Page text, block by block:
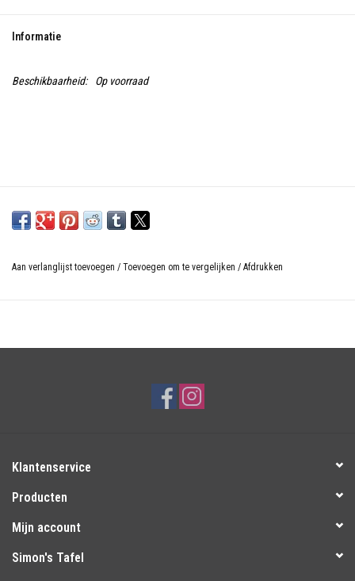
Informatie
Beschikbaarheid: Op voorraad
Aan verlanglijst toevoegen / Toevoegen om te vergelijken / Afdrukken
Klantenservice
Producten
Mijn account
Simon's Tafel